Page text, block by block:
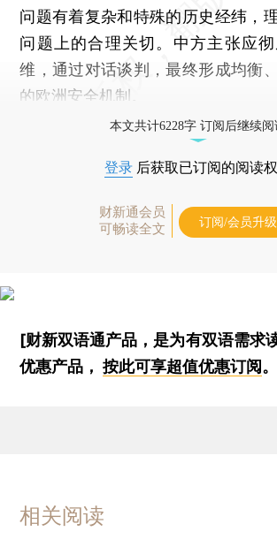
问题有着复杂和特殊的历史经纬，
问题上的合理关切。中方主张应
维，通过对话谈判，最终形成均衡
的欧洲安全机制。
本文共计6228字 订阅后继续阅
登录 后获取已订阅的阅读
财新通会员
可畅读全文
订阅/会员升级
[财新双语通产品，是为有双语需求
优惠产品，按此可享超值优惠订阅
相关阅读